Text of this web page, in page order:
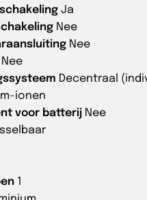
Ja
Nee
Nee
Nee
Decentraal
ionen
voor batterij Nee
1